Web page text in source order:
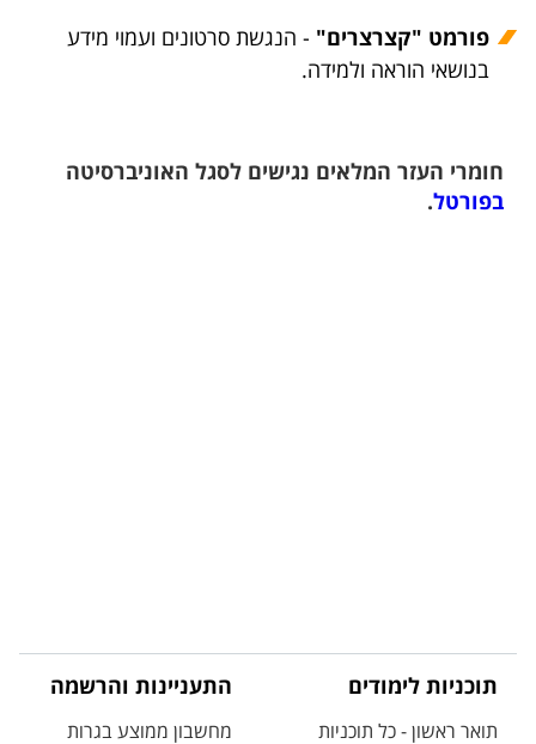
פורמט "קצרצרים" - הנגשת סרטונים ועמוי מידע
בנושאי הוראה ולמידה.
חומרי העזר המלאים נגישים לסגל האוניברסיטה
בפורטל.
תוכניות לימודים
תואר ראשון - כל תוכניות
התעניינות והרשמה
מחשבון ממוצע בגרות